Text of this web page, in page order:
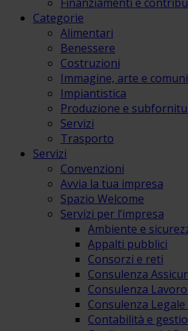
Categorie
Alimentari
Benessere
Costruzioni
Immagine, arte e
Impiantistica
Produzione e
Servizi
Trasporto
Servizi
Convenzioni
Avvia la tua impresa
Spazio Welcome
Servizi per l’impresa
Ambiente e
Appalti pubblici
Consorzi e reti
Consulenza
Consulenza
Consulenza
Contabilità e